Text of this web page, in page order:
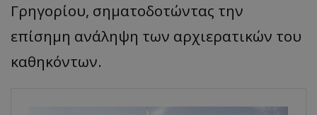
Γρηγορίου, σηματοδοτώντας την
επίσημη ανάληψη των αρχιερατικών του
καθηκόντων.